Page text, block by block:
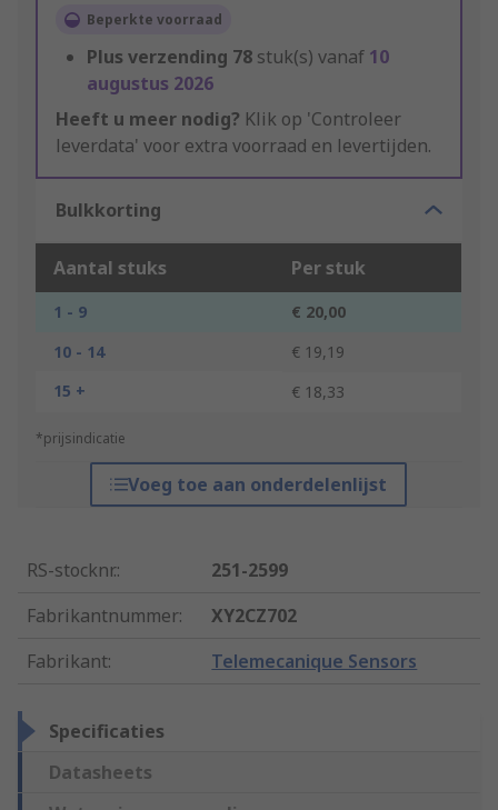
Beperkte voorraad
Plus verzending 78 stuk(s) vanaf 10
augustus 2026
Heeft u meer nodig? Klik op 'Controleer
leverdata' voor extra voorraad en levertijden.
Bulkkorting
Aantal stuks Per stuk
1 - 9
€ 20,00
10 - 14
€ 19,19
15 +
€ 18,33
*prijsindicatie
Voeg toe aan onderdelenlijst
RS-stocknr.:
251-2599
Fabrikantnummer:
XY2CZ702
Fabrikant: Telemecanique Sensors
Specificaties
Datasheets